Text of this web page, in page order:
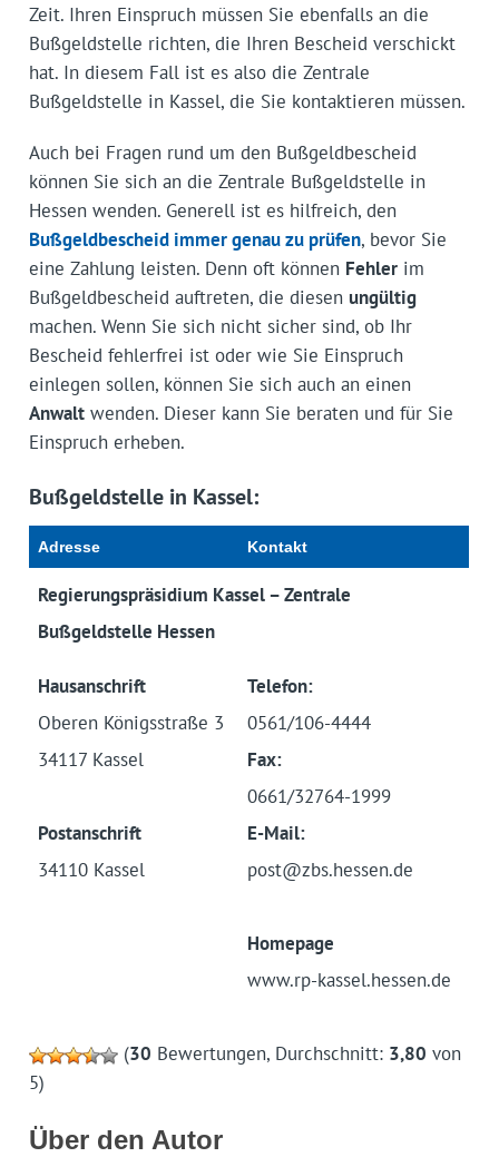
Zeit. Ihren Einspruch müssen Sie ebenfalls an die
Bußgeldstelle richten, die Ihren Bescheid verschickt
hat. In diesem Fall ist es also die Zentrale
Bußgeldstelle in Kassel, die Sie kontaktieren müssen.
Auch bei Fragen rund um den Bußgeldbescheid
können Sie sich an die Zentrale Bußgeldstelle in
Hessen wenden. Generell ist es hilfreich, den
Bußgeldbescheidimmergenau zu prüfen, bevor Sie
eine Zahlung leisten. Denn oft können Fehlerim
Bußgeldbescheid auftreten, die diesen ungültig
machen. Wenn Sie sich nicht sicher sind, ob Ihr
Bescheid fehlerfrei ist oder wie Sie Einspruch
einlegen sollen, können Sie sich auch an einen
Anwaltwenden. Dieser kann Sie beraten und für Sie
Einspruch erheben.
Bußgeldstelle in Kassel:
Adresse Kontakt
Regierungspräsidium Kassel – Zentrale
Bußgeldstelle Hessen
Hausanschrift
Oberen Königsstraße 3
34117 Kassel
Postanschrift
34110 Kassel
Telefon:
0561/106-4444
Fax:
0661/32764-1999
E-Mail:
post@zbs.hessen.de
Homepage
www.rp-kassel.hessen.de
(30 Bewertungen, Durchschnitt: 3,80 von
5)
Über den Autor